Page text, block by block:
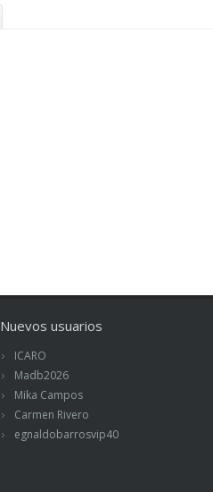
Nuevos usuarios
ICARO
Madb2026
Mika Campos
Carmen Rivero
egnaldobarrosvip40